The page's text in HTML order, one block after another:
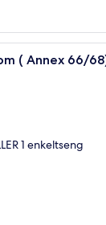
Et
( Annex 66/
1 enkeltseng